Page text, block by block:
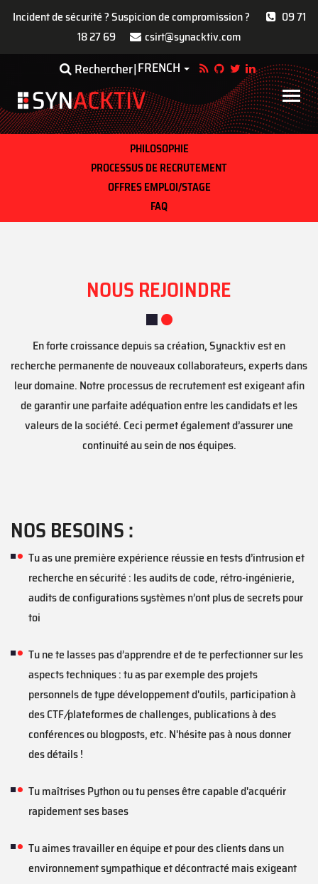
Incident de sécurité ? Suspicion de compromission ?
09 71
18 27 69
csirt@synacktiv.com
contenu
principal
Rechercher FRENCH Toggle Dropdown
Main
PHILOSOPHIE
PROCESSUS DE RECRUTEMENT
OFFRES EMPLOI/STAGE
FAQ
NOUS REJOINDRE
En forte croissance depuis sa création, Synacktiv est en
recherche permanente de nouveaux collaborateurs, experts dans
leur domaine. Notre processus de recrutement est exigeant afin
de garantir une parfaite adéquation entre les candidats et les
valeurs de la société. Ceci permet également d’assurer une
continuité au sein de nos équipes.
NOS BESOINS :
Tu as une première expérience réussie en tests d’intrusion et
recherche en sécurité : les audits de code, rétro-ingénierie,
audits de configurations systèmes n’ont plus de secrets pour
toi
Tu ne te lasses pas d’apprendre et de te perfectionner sur les
aspects techniques : tu as par exemple des projets
personnels de type développement d'outils, participation à
des CTF/plateformes de challenges, publications à des
conférences ou blogposts, etc. N'hésite pas à nous donner
des détails !
Tu maîtrises Python ou tu penses être capable d'acquérir
rapidement ses bases
Tu aimes travailler en équipe et pour des clients dans un
environnement sympathique et décontracté mais exigeant